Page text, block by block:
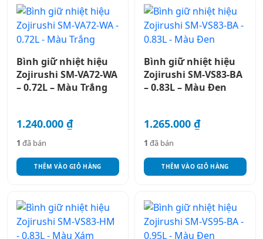
trang
sản
phẩm
Bình giữ nhiệt hiệu
Zojirushi SM-VA72-WA
– 0.72L – Màu Trắng
1.240.000 ₫
1 đã bán
THÊM VÀO GIỎ HÀNG
Bình giữ nhiệt hiệu
Zojirushi SM-VS83-BA
– 0.83L – Màu Đen
1.265.000 ₫
1 đã bán
THÊM VÀO GIỎ HÀNG